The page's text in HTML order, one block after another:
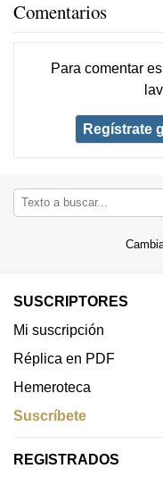
Comentarios
Para comentar
Regístrate
SUSCRIPTORES
Mi suscripción
Réplica en PDF
Hemeroteca
Suscríbete
REGISTRADOS